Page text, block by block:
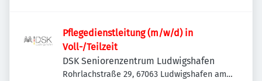
Pflegedienstleitung (m/w/d) in
Voll-/Teilzeit
DSK Seniorenzentrum Ludwigshafen
Rohrlachstraße 29, 67063 Ludwigshafen am